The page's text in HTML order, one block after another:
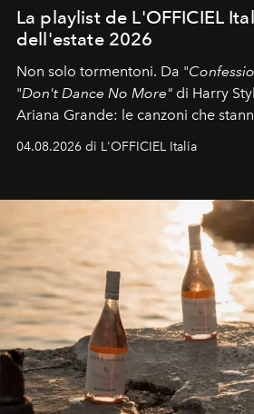
La playlist de L'OFFICIEL
dell'estate 2026
Non solo tormentoni. Da "
"Don't Dance No More" di Harry
Ariana Grande: le canzoni che
04.08.2026 di L'OFFICIEL Italia